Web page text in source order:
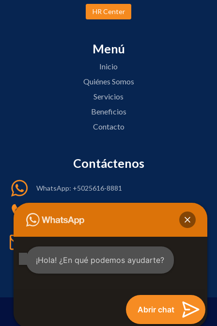
HR Center
Menú
Inicio
Quiénes Somos
Servicios
Beneficios
Contacto
Contáctenos
WhatsApp: +5025616-8881
Tel: +(502) 2295-5600
Copyright © Outsourcing Service+Plus. All rights reserved.
¡Hola! ¿En qué podemos ayudarte?
Abrir chat